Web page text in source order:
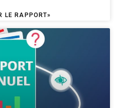
LE RAPPORT»